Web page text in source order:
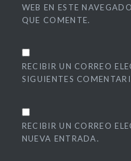
WEB EN ESTE
QUE COMENTE.
RECIBIR UN CORREO
SIGUIENTES
RECIBIR UN CORREO
NUEVA ENTRADA.